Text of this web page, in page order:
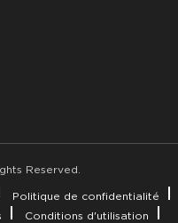
Reserved.
Politique de confidentialité
Conditions d'utilisation